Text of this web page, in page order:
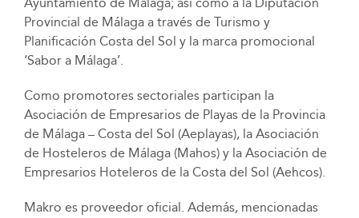
Provincial de Málaga a través de Turismo y
Planificación Costa del Sol y la marca promocional
‘Sabor a Málaga’.
Como promotores sectoriales participan la
Asociación de Empresarios de Playas de la Provincia
de Málaga – Costa del Sol (Aeplayas), la Asociación
de Hosteleros de Málaga (Mahos) y la Asociación de
Empresarios Hoteleros de la Costa del Sol (Aehcos).
Makro es proveedor oficial. Además, mencionadas